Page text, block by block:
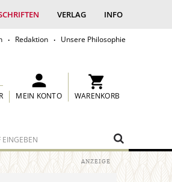
VERLAG INFO
Redaktion Unsere Philosophie
MEIN KONTO WARENKORB